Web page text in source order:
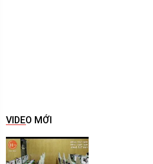
VIDEO MỚI